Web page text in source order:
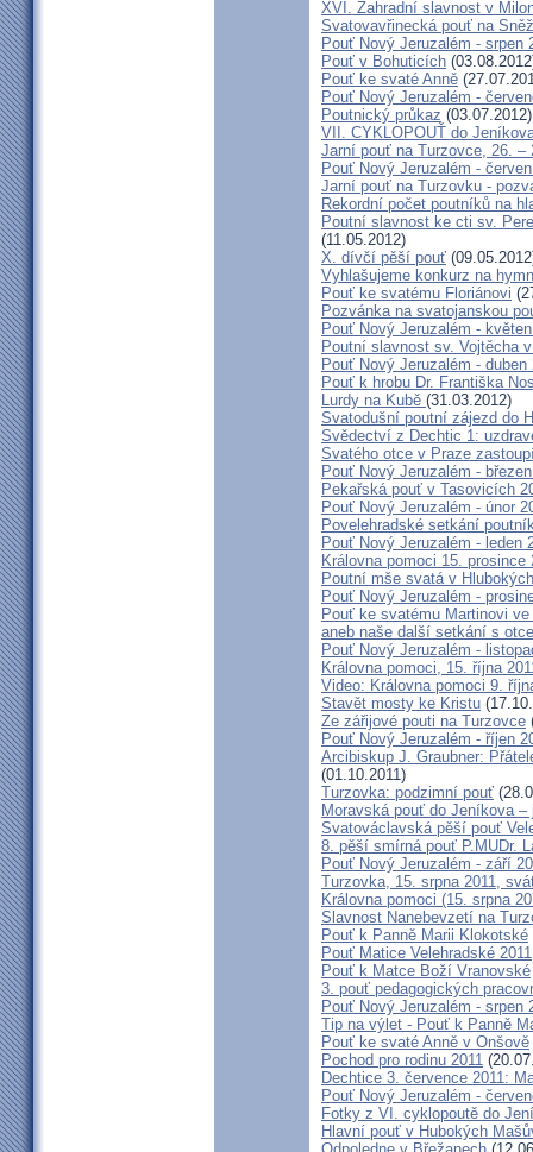
XVI. Zahradní slavnost v
Svatovavřinecká pouť na
Pouť Nový Jeruzalém - srpen
Pouť v Bohuticích
Pouť ke svaté Anně
Pouť Nový Jeruzalém -
Poutnický průkaz (03.07.2012)
VII. CYKLOPOUŤ do
Jarní pouť na Turzovce, 26. –
Pouť Nový Jeruzalém -
Jarní pouť na Turzovku -
Rekordní počet poutníků na
Poutní slavnost ke cti sv.
(11.05.2012)
X. dívčí pěší pouť
Vyhlašujeme konkurz na
Pouť ke svatému Floriánovi
Pozvánka na svatojanskou
Pouť Nový Jeruzalém -
Poutní slavnost sv. Vojtěcha
Pouť Nový Jeruzalém - duben
Pouť k hrobu Dr. Františka
Lurdy na Kubě (31.03.2012)
Svatodušní poutní zájezd do
Svědectví z Dechtic 1:
Svatého otce v Praze
Pouť Nový Jeruzalém -
Pekařská pouť v Tasovicích
Pouť Nový Jeruzalém - únor
Povelehradské setkání
Pouť Nový Jeruzalém - leden
Královna pomoci 15. prosince
Poutní mše svatá v
Pouť Nový Jeruzalém -
Pouť ke svatému Martinovi
aneb naše další setkání s
Pouť Nový Jeruzalém -
Královna pomoci, 15. října
Video: Královna pomoci 9.
Stavět mosty ke Kristu
Ze zářijové pouti na Turzovce
Pouť Nový Jeruzalém - říjen
Arcibiskup J. Graubner:
(01.10.2011)
Turzovka: podzimní pouť
Moravská pouť do Jeníkova
Svatováclavská pěší pouť
8. pěší smírná pouť P.MUDr.
Pouť Nový Jeruzalém - září
Turzovka, 15. srpna 2011,
Královna pomoci (15. srpna
Slavnost Nanebevzetí na
Pouť k Panně Marii Klokotské
Pouť Matice Velehradské 2011
Pouť k Matce Boží Vranovské
3. pouť pedagogických
Pouť Nový Jeruzalém - srpen
Tip na výlet - Pouť k Panně
Pouť ke svaté Anně v Onšově
Pochod pro rodinu 2011
Dechtice 3. července 2011:
Pouť Nový Jeruzalém -
Fotky z VI. cyklopoutě do
Hlavní pouť v Hubokých